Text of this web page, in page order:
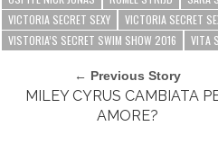
VICTORIA SECRET SEXY
VICTORIA SECRET
VISTORIA’S SECRET SWIM SHOW 2016
VITA
← Previous Story
MILEY CYRUS CAMBIATA
AMORE?